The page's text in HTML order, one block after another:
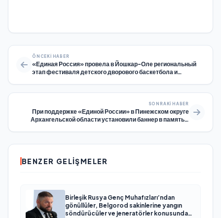
ÖNCEKI HABER
«Единая Россия» провела в Йошкар-Оле региональный
этап фестиваля детского дворового баскетбола и
SONRAKI HABER
При поддержке «Единой России» в Пинежском округе
Архангельской области установили баннер в память о
BENZER GELIŞMELER
Birleşik Rusya Genç Muhafızları’ndan
gönüllüler, Belgorod sakinlerine yangın
söndürücüler ve jeneratörler konusunda